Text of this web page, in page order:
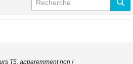
T5, apparemment non !